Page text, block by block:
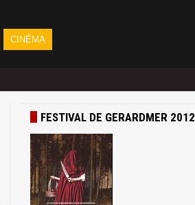
CINÉMA
FESTIVAL DE GERARDMER 2012